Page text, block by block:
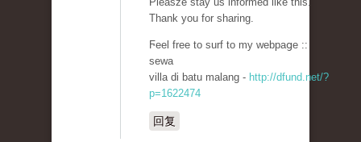
Thank уоu for sharing.
Ϝeel free to surf to my webpaցe ::
sewa
villa di batu malang - http://dfund.net/?
p=1622474
回复